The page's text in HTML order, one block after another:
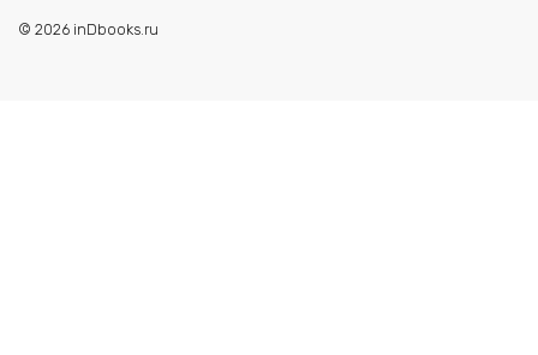
© 2026 inDbooks.ru